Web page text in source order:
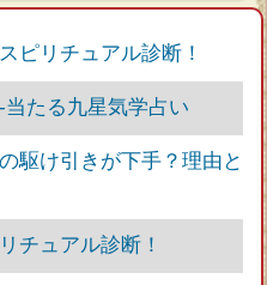
ピリチュアル診断！
たる九星気学占い
駆け引きが下手？理由と
チュアル診断！